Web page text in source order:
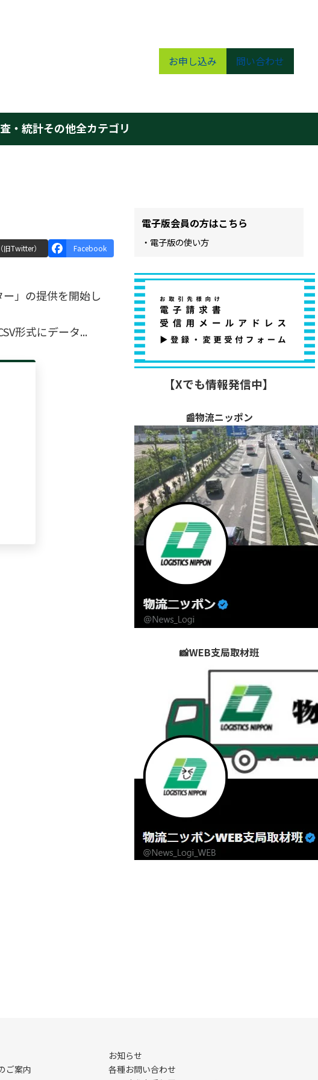
お申し込み 問い合わせ
・統計その他全カテゴリ
旧Twitter） Facebook
」の提供を開始し
形式にデータ...
電子版会員の方はこちら
・電子版の使い方
【Xでも情報発信中】
📰物流ニッポン
📸WEB支局取材班
ご案内
お知らせ
各種お問い合わせ